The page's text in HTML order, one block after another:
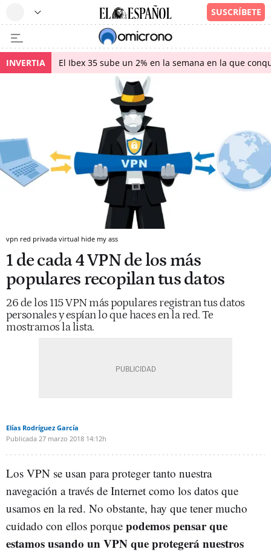
INVERTIA El Ibex 35 sube un 2% en la semana en la que
vpn red privada virtual hide my ass
1 de cada 4 VPN de los más
populares recopilan tus datos
26 de los 115 VPN más populares registran tus datos
personales y espían lo que haces en la red. Te
mostramos la lista.
Elías Rodríguez García
Publicada 27 marzo 2018 14:12h
Los VPN se usan para proteger tanto nuestra
navegación a través de Internet como los datos que
usamos en la red. No obstante, hay que tener mucho
cuidado con ellos porque podemos pensar que
estamos usando un VPN que protegerá nuestros